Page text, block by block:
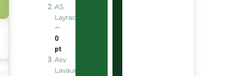
AS
Layracaise
—
0
pt
Asv
Lavaur